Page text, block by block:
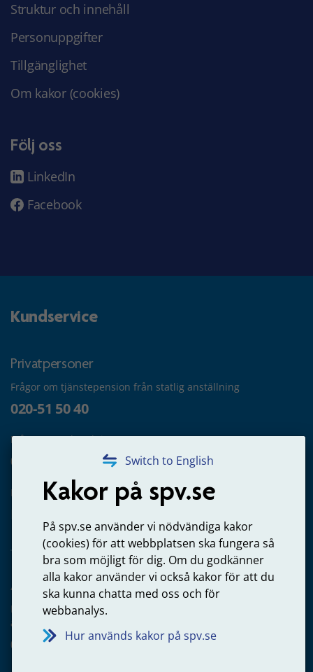
Switch to English
Kakor på spv.se
På spv.se använder vi nödvändiga kakor
(cookies) för att webbplatsen ska fungera så
bra som möjligt för dig. Om du godkänner
alla kakor använder vi också kakor för att du
ska kunna chatta med oss och för
webbanalys.
Hur används kakor på spv.se
Struktur och innehåll
Personuppgifter
Tillgänglighet
Om kakor (cookies)
Följ oss
LinkedIn
Facebook
Kundservice
Privatpersoner
Frågor om tjänstepension från statlig anställning
020-51 50 40
Frågor om utbetalning
020-65 00 65
Kontakta oss
Arbetsgivare
Frågor om administration av tjänstepension från statlig
anställning
060-18 75 03